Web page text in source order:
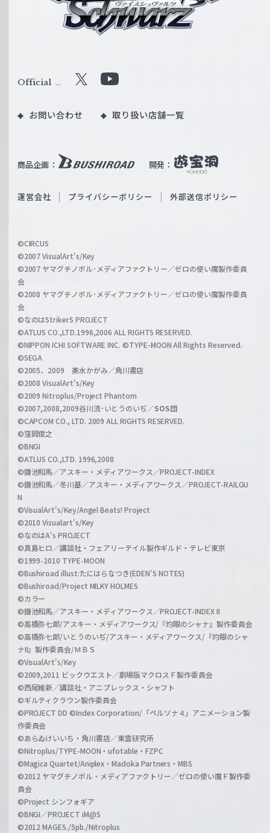
ル
W
ß
c
a
r
z
商品企画： 開発：
Official X
u
b
O
i
l
h
a
n
l
お問い合わせ 取り扱い店舗一覧
運営会社 プライバシーポリシー 外部送信ポリシー
©CIRCUS
©2007 VisualArt's/Key
©2007 ヤマグチノボル･メディアファクトリー／ゼロの使い魔製作委員
会
©2008 ヤマグチノボル･メディアファクトリー／ゼロの使い魔製作委員
会
©なのはStrikerS PROJECT
©ATLUS CO.,LTD.1996,2006 ALL RIGHTS RESERVED.
©NIPPON ICHI SOFTWARE INC. ©TYPE-MOON All Rights Reserved.
©SEGA
©2005、2009 美水かがみ／角川書店
©2008 VisualArt's/Key
©2009 Nitroplus/Project Phantom
©2007,2008,2009谷川流･いとうのいぢ／SOS団
©CAPCOM CO., LTD. 2009 ALL RIGHTS RESERVED.
©窪岡俊之
©BNGI
©ATLUS CO.,LTD. 1996,2008
©鎌池和馬／アスキー・メディアワークス／PROJECT-INDEX
©鎌池和馬／冬川基／アスキー・メディアワークス／PROJECT-RAILGU
N
©VisualArt's/Key/Angel Beats! Project
©2010 Visualart's/Key
©なのはA's PROJECT
©真島ヒロ／講談社・フェアリーテイル製作ギルド・テレビ東京
©1999-2010 TYPE-MOON
©Bushiroad illust:たにはらなつき(EDEN'S NOTES)
©Bushiroad/Project MILKY HOLMES
©カラー
©鎌池和馬／アスキー・メディアワークス／PROJECT-INDEX II
©高橋弥七郎/アスキー・メディアワークス/『灼眼のシャナ』製作委員会
©高橋弥七郎/いとうのいぢ/アスキー・メディアワークス/『灼眼のシャ
ナII』製作委員会/ＭＢＳ
©VisualArt's/Key
©2009,2011 ビックウエスト／劇場版マクロスＦ製作委員会
©西尾維新／講談社・アニプレックス・シャフト
©ギルティクラウン製作委員会
©PROJECT DD ©Index Corporation/「ペルソナ４」アニメーション製
作委員会
©あらゐけいいち・角川書店／東雲研究所
©Nitroplus/TYPE-MOON・ufotable・FZPC
©Magica Quartet/Aniplex・Madoka Partners・MBS
©2012 ヤマグチノボル・メディアファクトリー／ゼロの使い魔Ｆ製作委
員会
©Project シンフォギア
©BNGI／PROJECT iM@S
©2012 MAGES./5pb./Nitroplus